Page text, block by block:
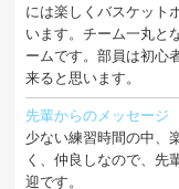
には楽しくバスケット
います。チーム一丸と
ームです。部員は初心
来ると思います。
先輩からのメッセージ
少ない練習時間の中、
く、仲良しなので、先
迎です。